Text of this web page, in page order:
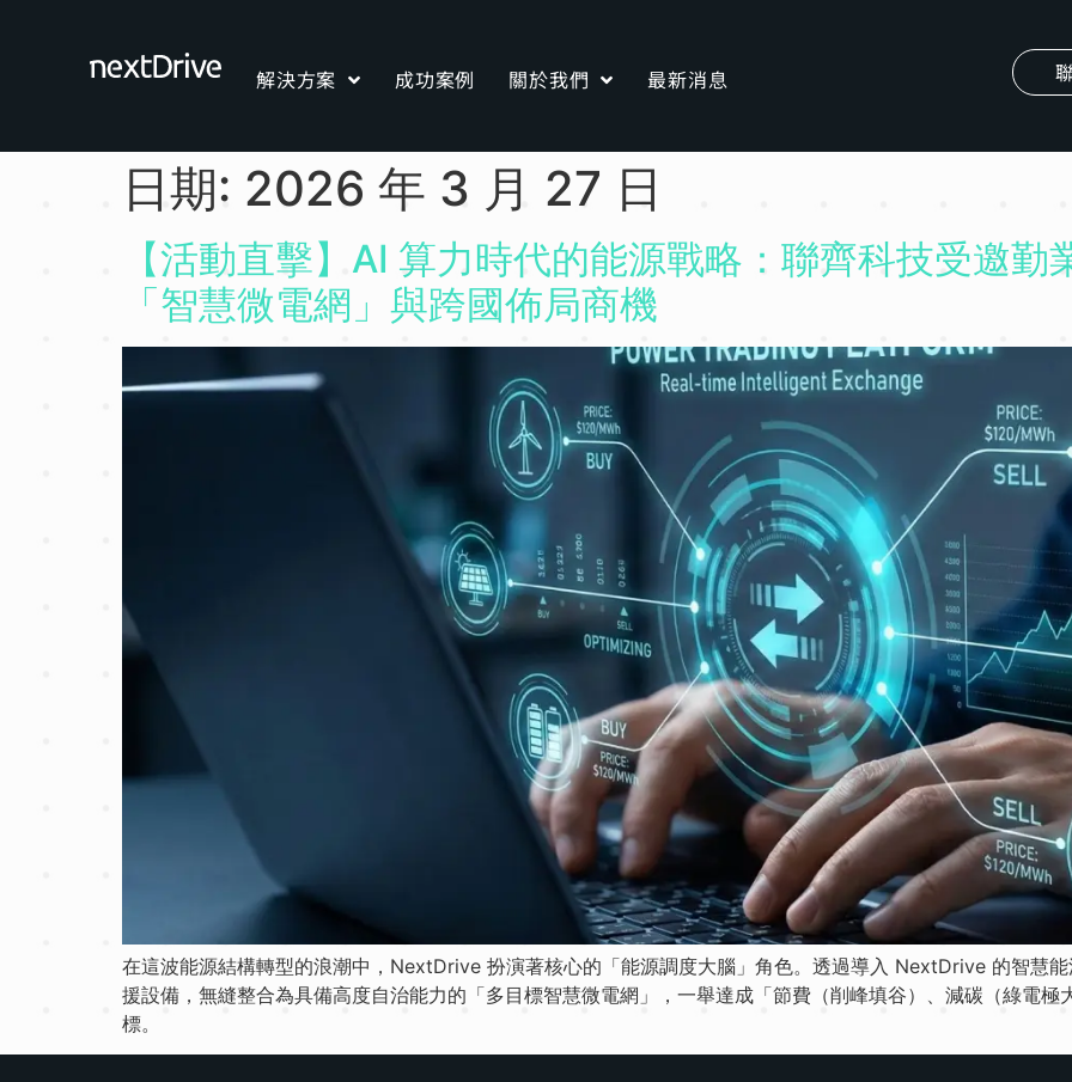
解決方案 成功案例 關於我們 最新消息
日期: 2026 年 3 月 27 日
【活動直擊】AI 算力時代的能源戰略：聯齊科技受邀
「智慧微電網」與跨國佈局商機
在這波能源結構轉型的浪潮中，NextDrive 扮演著核心的「能源調度大腦」角色。透過導入 NextDrive 的智慧
援設備，無縫整合為具備高度自治能力的「多目標智慧微電網」，一舉達成「節費（削峰填谷）、減碳（綠電
標。